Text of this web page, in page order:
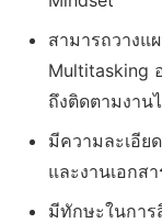
สามารถวางแ
Multitasking
ถึงติดตามงาน
มีความละเอีย
และงานเอกสา
มีทักษะในการ